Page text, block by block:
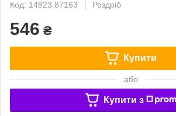
Код: 14823.87163
Роздріб
546 ₴
Купити
або
Купити з